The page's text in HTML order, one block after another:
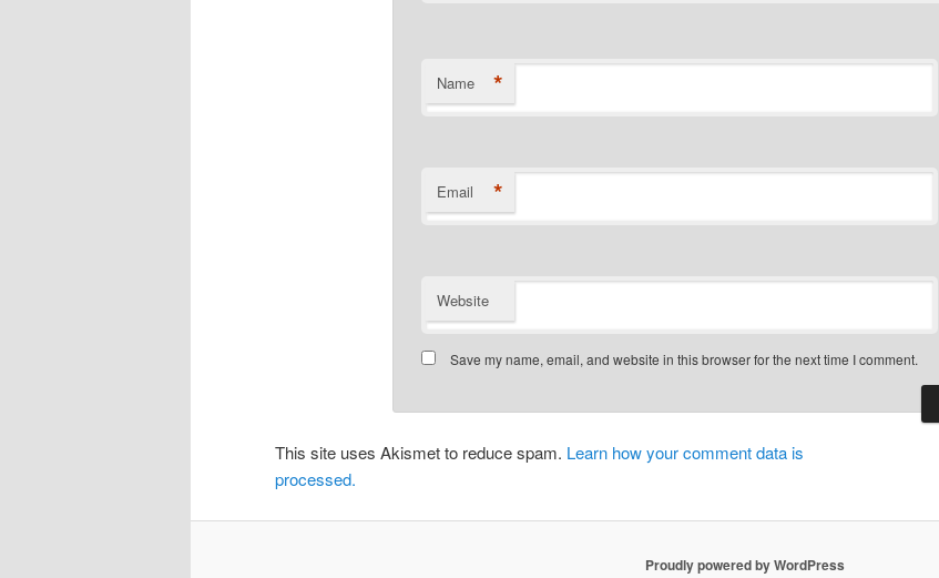
Name *
Email *
Website
Save my name, email, and website in this browser for the next time I comment.
This site uses Akismet to reduce spam. Learn how your comment data is
processed.
Proudly powered by WordPress